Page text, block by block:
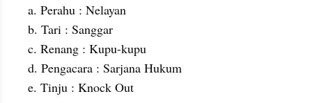
a. Perahu : Nelayan
b. Tari : Sanggar
c. Renang : Kupu-kupu
d. Pengacara : Sarjana Hukum
e. Tinju : Knock Out